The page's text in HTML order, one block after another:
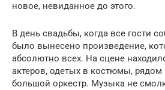
новое, невиданное до этого.
В день свадьбы, когда все гости
было вынесено произведение,
абсолютно всех. На сцене
актеров, одетых в костюмы, рядом
большой оркестр. Музыка не